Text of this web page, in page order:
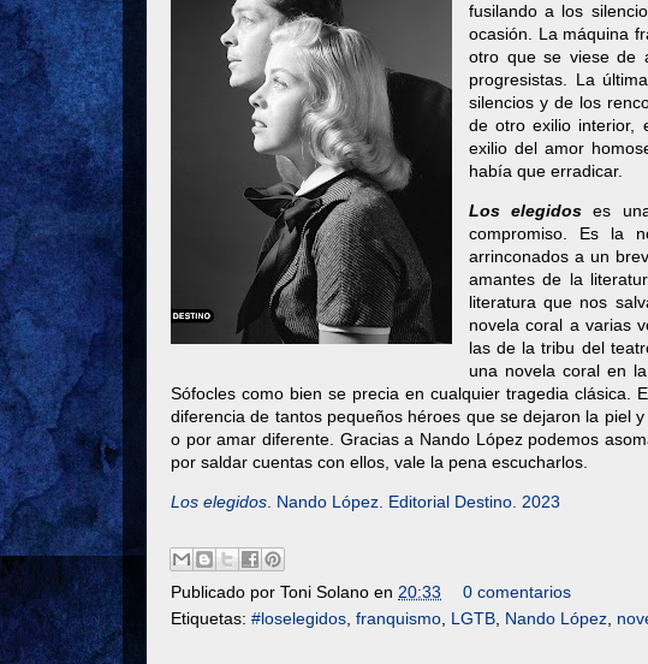
fusilando a los
ocasión. La máquina
otro que se viese de
progresistas. La
silencios y de los
de otro exilio interior,
exilio del amor
había que erradicar.
Los elegidos es
compromiso. Es la
arrinconados a un
amantes de la
literatura que nos
novela coral a varias
las de la tribu del
una novela coral en
Sófocles como bien se precia en cualquier tragedia
diferencia de tantos pequeños héroes que se dejaron la piel
o por amar diferente. Gracias a Nando López podemos
por saldar cuentas con ellos, vale la pena escucharlos.
Los elegidos . Nando López. Editorial Destino. 2023
Publicado por Toni Solano en 20:33
0 comentarios
Etiquetas: #loselegidos franquismo LGTB Nando López